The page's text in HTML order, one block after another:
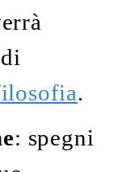
.
: spegni